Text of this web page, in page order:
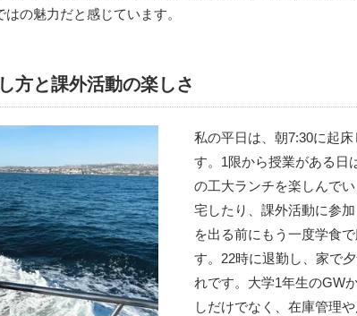
の魅力だと感じています。
方と課外活動の楽しさ
私の平日は、朝7:30に起
す。1限から授業がある日
の工大ランチを楽しんで
宅したり、課外活動に参
を出る前にもう一度学食
す。22時に退勤し、家で
れです。大学1年生のGW
しだけでなく、在庫管理